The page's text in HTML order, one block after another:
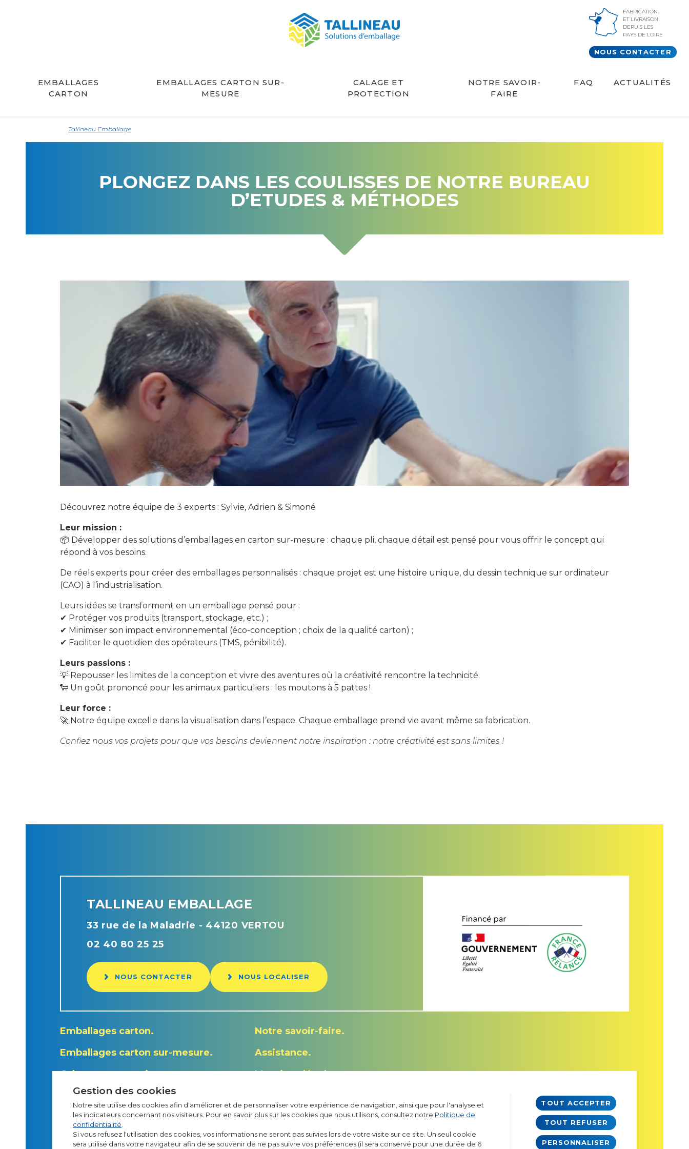
FABRICATION
ET LIVRAISON
DEPUIS LES
PAYS DE LOIRE
NOUS CONTACTER
EMBALLAGES
CARTON
EMBALLAGES CARTON SUR-
MESURE
CALAGE ET
PROTECTION
NOTRE SAVOIR-
FAIRE
FAQ ACTUALITÉS
Tallineau Emballage
PLONGEZ DANS LES COULISSES DE NOTRE BUREAU
D’ETUDES & MÉTHODES
Découvrez notre équipe de 3 experts : Sylvie, Adrien & Simoné
Leur mission :
📦 Développer des solutions d’emballages en carton sur-mesure : chaque pli, chaque détail est pensé pour vous offrir le concept qui
répond à vos besoins.
De réels experts pour créer des emballages personnalisés : chaque projet est une histoire unique, du dessin technique sur ordinateur
(CAO) à l’industrialisation.
Leurs idées se transforment en un emballage pensé pour :
✔ Protéger vos produits (transport, stockage, etc.) ;
✔ Minimiser son impact environnemental (éco-conception ; choix de la qualité carton) ;
✔ Faciliter le quotidien des opérateurs (TMS, pénibilité).
Leurs passions :
💡 Repousser les limites de la conception et vivre des aventures où la créativité rencontre la technicité.
🐑 Un goût prononcé pour les animaux particuliers : les moutons à 5 pattes !
Leur force :
🚀 Notre équipe excelle dans la visualisation dans l’espace. Chaque emballage prend vie avant même sa fabrication.
Confiez nous vos projets pour que vos besoins deviennent notre inspiration : notre créativité est sans limites !
TALLINEAU EMBALLAGE
33 rue de la Maladrie - 44120 VERTOU
02 40 80 25 25
NOUS CONTACTER NOUS LOCALISER
Emballages carton
Emballages carton sur-mesure
Calage et protection
Notre savoir-faire
Assistance
Mentions légales
Gestion des cookies
Notre site utilise des cookies afin d'améliorer et de personnaliser votre expérience de navigation, ainsi que pour l'analyse et
les indicateurs concernant nos visiteurs. Pour en savoir plus sur les cookies que nous utilisons, consultez notre Politique de
confidentialité
Si vous refusez l'utilisation des cookies, vos informations ne seront pas suivies lors de votre visite sur ce site. Un seul cookie
sera utilisé dans votre navigateur afin de se souvenir de ne pas suivre vos préférences (il sera conservé pour une durée de 6
TOUT ACCEPTER
TOUT REFUSER
PERSONNALISER